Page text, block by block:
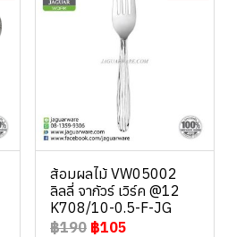
ส้อมผลไม้ VW05002
ลิลลี่ จากัวร์ เวิร์ค @12
K708/10-0.5-F-JG
฿190 ฿105